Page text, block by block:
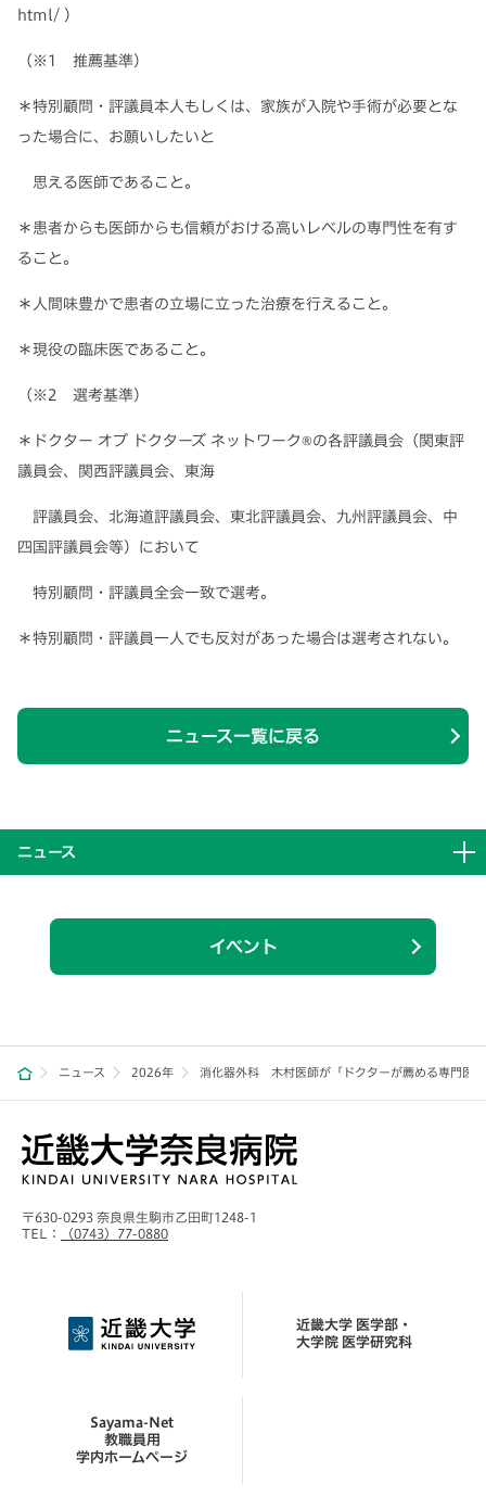
html/ ）
（※1 推薦基準）
＊特別顧問・評議員本人もしくは、家族が入院や手術が必要とな
った場合に、お願いしたいと
思える医師であること。
＊患者からも医師からも信頼がおける高いレベルの専門性を有す
ること。
＊人間味豊かで患者の立場に立った治療を行えること。
＊現役の臨床医であること。
（※2 選考基準）
＊ドクター オブ ドクターズ ネットワーク®の各評議員会（関東評
議員会、関西評議員会、東海
評議員会、北海道評議員会、東北評議員会、九州評議員会、中
四国評議員会等）において
特別顧問・評議員全会一致で選考。
＊特別顧問・評議員一人でも反対があった場合は選考されない。
ニュース一覧に戻る
ニュース
イベント
ニュース 2026年 消化器外科 木村医師が「ドクターが薦める専門医
〒630-0293 奈良県生駒市乙田町1248-1
TEL：
（0743）77-0880
近畿大学 医学部・
大学院 医学研究科
Sayama-Net
教職員用
学内ホームページ